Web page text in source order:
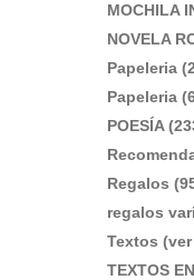
MOCHILA
NOVELA
Papeleria
Papeleria
POESÍA
Regalos
regalos
Textos
TEXTOS